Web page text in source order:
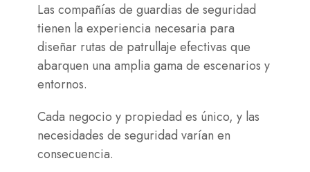
Las compañías de guardias de seguridad
tienen la experiencia necesaria para
diseñar rutas de patrullaje efectivas que
abarquen una amplia gama de escenarios y
entornos.
Cada negocio y propiedad es único, y las
necesidades de seguridad varían en
consecuencia.